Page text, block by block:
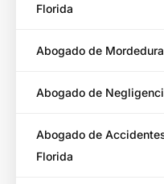
Florida
Abogado de
Abogado de
Abogado de
Florida